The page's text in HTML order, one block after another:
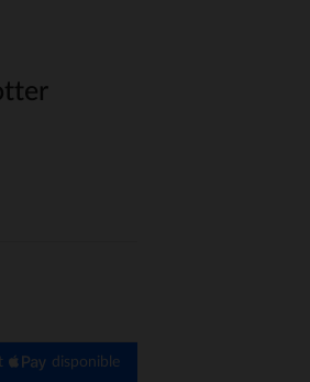
disponible